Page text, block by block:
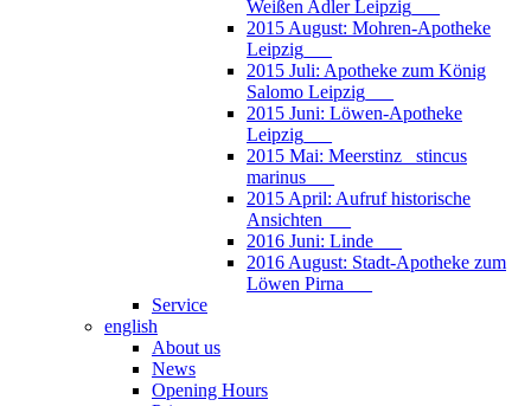
Weißen Adler Leipzig___
2015 August: Mohren-Apotheke
Leipzig___
2015 Juli: Apotheke zum König
Salomo Leipzig___
2015 Juni: Löwen-Apotheke
Leipzig___
2015 Mai: Meerstinz_ stincus
marinus___
2015 April: Aufruf historische
Ansichten___
2016 Juni: Linde___
2016 August: Stadt-Apotheke zum
Löwen Pirna___
Service
english
About us
News
Opening Hours